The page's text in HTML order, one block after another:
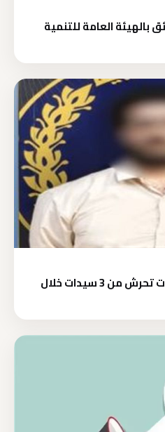
وظيفة سائق بالهيئة العامة للتنمية
ضبط مالك شركة دعاية بعد بلاغات تحرش من 3 سيدات خلال